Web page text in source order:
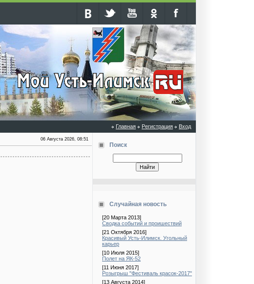
Главная Регистрация Вход
06 Августа 2026, 08:51
Поиск
Случайная новость
[20 Марта 2013]
Сводка событий и проишествий
[21 Октября 2016]
Красивый Усть-Илимск. Угольный
карьер
[10 Июля 2015]
Полет на ЯК-52
[11 Июня 2017]
Розыгрыш "Фестиваль красок-2017"
[13 Августа 2014]